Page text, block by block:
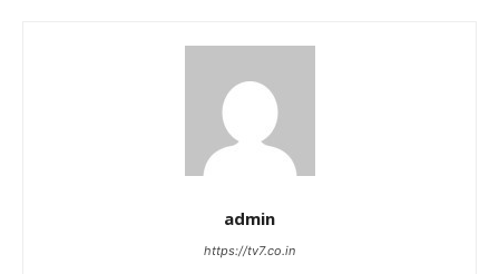
admin
https://tv7.co.in